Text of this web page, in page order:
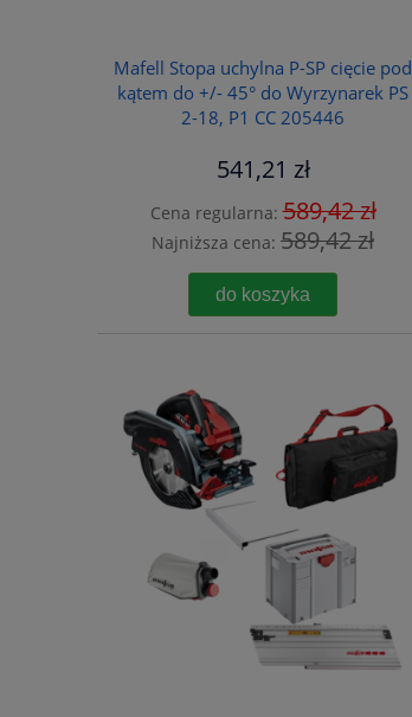
Mafell Stopa uchylna P-SP cięcie pod
kątem do +/- 45° do Wyrzynarek PS
2-18, P1 CC 205446
541,21 zł
Cena regularna:589,42 zł
Najniższa cena: 589,42 zł
do koszyka